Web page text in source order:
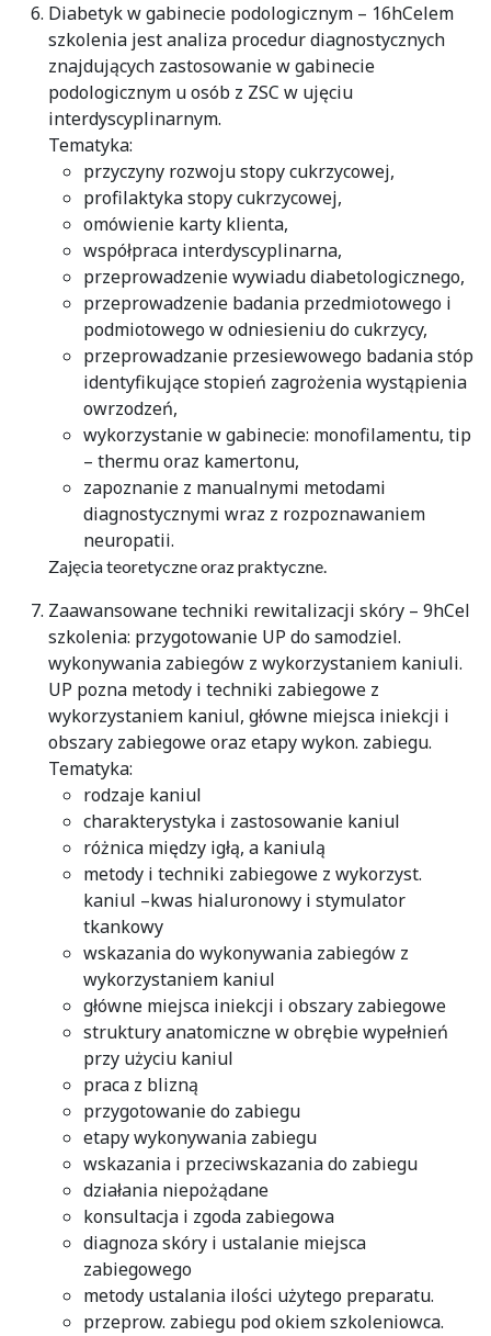
Diabetyk w gabinecie podologicznym – 16hCelem
szkolenia jest analiza procedur diagnostycznych
znajdujących zastosowanie w gabinecie
podologicznym u osób z ZSC w ujęciu
interdyscyplinarnym.
Tematyka:
przyczyny rozwoju stopy cukrzycowej,
profilaktyka stopy cukrzycowej,
omówienie karty klienta,
współpraca interdyscyplinarna,
przeprowadzenie wywiadu diabetologicznego,
przeprowadzenie badania przedmiotowego i
podmiotowego w odniesieniu do cukrzycy,
przeprowadzanie przesiewowego badania stóp
identyfikujące stopień zagrożenia wystąpienia
owrzodzeń,
wykorzystanie w gabinecie: monofilamentu, tip
– thermu oraz kamertonu,
zapoznanie z manualnymi metodami
diagnostycznymi wraz z rozpoznawaniem
neuropatii.
Zajęcia teoretyczne oraz praktyczne.
Zaawansowane techniki rewitalizacji skóry – 9hCel
szkolenia: przygotowanie UP do samodziel.
wykonywania zabiegów z wykorzystaniem kaniuli.
UP pozna metody i techniki zabiegowe z
wykorzystaniem kaniul, główne miejsca iniekcji i
obszary zabiegowe oraz etapy wykon. zabiegu.
Tematyka:
rodzaje kaniul
charakterystyka i zastosowanie kaniul
różnica między igłą, a kaniulą
metody i techniki zabiegowe z wykorzyst.
kaniul –kwas hialuronowy i stymulator
tkankowy
wskazania do wykonywania zabiegów z
wykorzystaniem kaniul
główne miejsca iniekcji i obszary zabiegowe
struktury anatomiczne w obrębie wypełnień
przy użyciu kaniul
praca z blizną
przygotowanie do zabiegu
etapy wykonywania zabiegu
wskazania i przeciwskazania do zabiegu
działania niepożądane
konsultacja i zgoda zabiegowa
diagnoza skóry i ustalanie miejsca
zabiegowego
metody ustalania ilości użytego preparatu.
przeprow. zabiegu pod okiem szkoleniowca.